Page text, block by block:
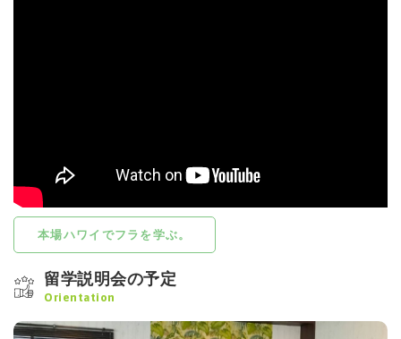
本場ハワイでフラを学ぶ。
留学説明会の予定
Orientation